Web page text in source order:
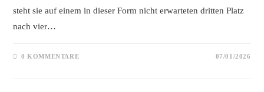
steht sie auf einem in dieser Form nicht erwarteten dritten Platz
nach vier…
0 KOMMENTARE 07/01/2026